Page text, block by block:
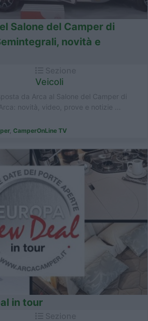
Salone del Camper di
novità e
Veicoli
da Arca al Salone del Camper di
novità, video, prove e notizie ...
, CamperOnLine TV
in tour